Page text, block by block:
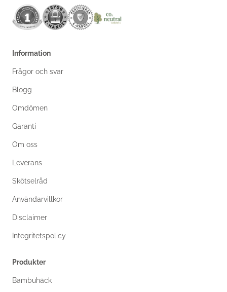
Information
Frågor och svar
Blogg
Omdömen
Garanti
Om oss
Leverans
Skötselråd
Användarvillkor
Disclaimer
Integritetspolicy
Produkter
Bambuhäck